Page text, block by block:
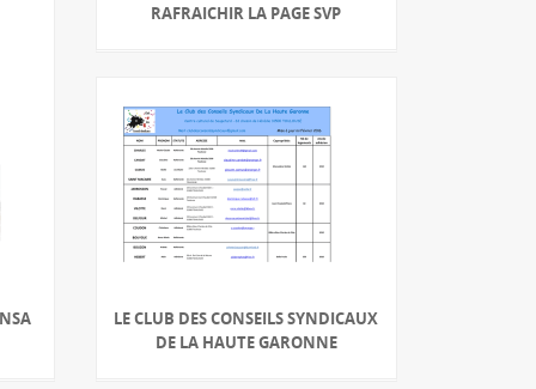
RAFRAICHIR LA PAGE SVP
LE CLUB DES CONSEILS SYNDICAUX
DE LA HAUTE GARONNE